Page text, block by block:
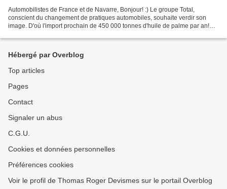
Automobilistes de France et de Navarre, Bonjour! :) Le groupe Total,
conscient du changement de pratiques automobiles, souhaite verdir son
image. D'où l'import prochain de 450 000 tonnes d'huile de palme par an!
Hébergé par Overblog
Top articles
Pages
Contact
Signaler un abus
C.G.U.
Cookies et données personnelles
Préférences cookies
Voir le profil de Thomas Roger Devismes sur le portail Overblog